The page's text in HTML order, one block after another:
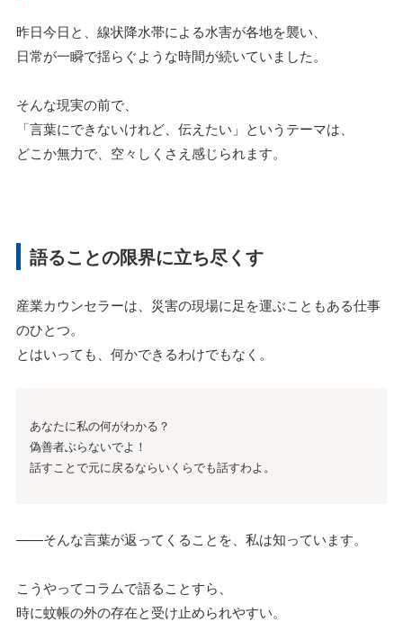
昨日今日と、線状降水帯による水害が各地を襲い、
日常が一瞬で揺らぐような時間が続いていました。
そんな現実の前で、
「言葉にできないけれど、伝えたい」というテーマは、
どこか無力で、空々しくさえ感じられます。
語ることの限界に立ち尽くす
産業カウンセラーは、災害の現場に足を運ぶこともある仕事
のひとつ。
とはいっても、何かできるわけでもなく。
あなたに私の何がわかる？
偽善者ぶらないでよ！
話すことで元に戻るならいくらでも話すわよ。
——そんな言葉が返ってくることを、私は知っています。
こうやってコラムで語ることすら、
時に蚊帳の外の存在と受け止められやすい。